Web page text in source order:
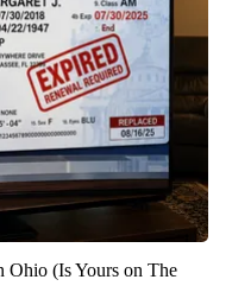
Ohio (Is Yours on The